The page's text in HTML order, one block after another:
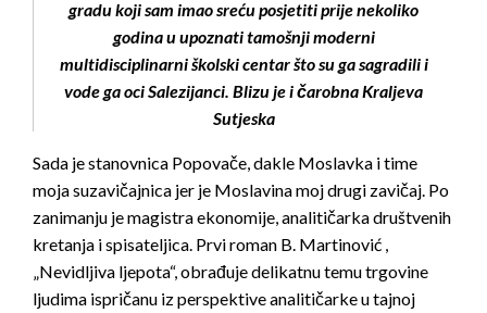
gradu koji sam imao sreću posjetiti prije nekoliko
godina u upoznati tamošnji moderni
multidisciplinarni školski centar što su ga sagradili i
vode ga oci Salezijanci. Blizu je i čarobna Kraljeva
Sutjeska
Sada je stanovnica Popovače, dakle Moslavka i time
moja suzavičajnica jer je Moslavina moj drugi zavičaj. Po
zanimanju je magistra ekonomije, analitičarka društvenih
kretanja i spisateljica. Prvi roman B. Martinović ,
„Nevidljiva ljepota“, obrađuje delikatnu temu trgovine
ljudima ispričanu iz perspektive analitičarke u tajnoj